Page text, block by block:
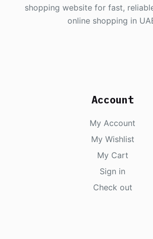
shopping website for fast,
online shopping in
Account
My Account
My Wishlist
My Cart
Sign in
Check out